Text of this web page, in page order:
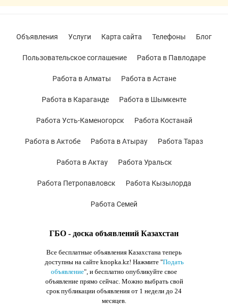
ГБО - доска объявлений Казахстан
Все бесплатные объявления Казахстана теперь
доступны на сайте knopka.kz! Нажмите "Подать
объявление", и бесплатно опубликуйте свое
объявление прямо сейчас. Можно выбрать свой
срок публикации объявления от 1 недели до 24
месяцев.
Объявления Услуги Карта сайта Телефоны Блог
Пользовательское соглашение Работа в Павлодаре
Работа в Алматы Работа в Астане
Работа в Караганде Работа в Шымкенте
Работа Усть-Каменогорск Работа Костанай
Работа в Актобе Работа в Атырау Работа Тараз
Работа в Актау Работа Уральск
Работа Петропавловск Работа Кызылорда
Работа Семей